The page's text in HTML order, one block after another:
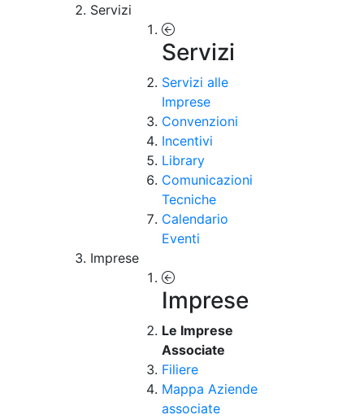
Servizi
Servizi
Servizi alle
Imprese
Convenzioni
Incentivi
Library
Comunicazioni
Tecniche
Calendario
Eventi
Imprese
Imprese
Le Imprese
Associate
Filiere
Mappa Aziende
associate